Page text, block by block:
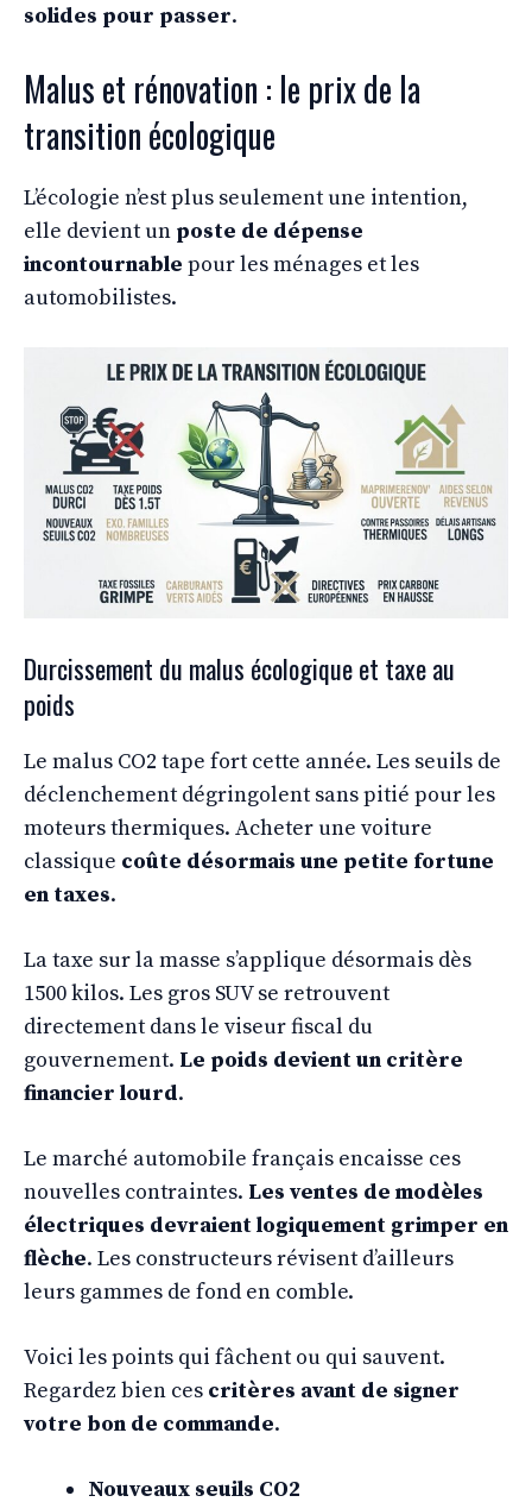
solides pour passer.
Malus et rénovation : le prix de la
transition écologique
L’écologie n’est plus seulement une intention,
elle devient un poste de dépense
incontournable pour les ménages et les
automobilistes.
Durcissement du malus écologique et taxe au
poids
Le malus CO2 tape fort cette année. Les seuils de
déclenchement dégringolent sans pitié pour les
moteurs thermiques. Acheter une voiture
classique coûte désormais une petite fortune
en taxes.
La taxe sur la masse s’applique désormais dès
1500 kilos. Les gros SUV se retrouvent
directement dans le viseur fiscal du
gouvernement. Le poids devient un critère
financier lourd.
Le marché automobile français encaisse ces
nouvelles contraintes. Les ventes de modèles
électriques devraient logiquement grimper en
flèche. Les constructeurs révisent d’ailleurs
leurs gammes de fond en comble.
Voici les points qui fâchent ou qui sauvent.
Regardez bien ces critères avant de signer
votre bon de commande.
Nouveaux seuils CO2